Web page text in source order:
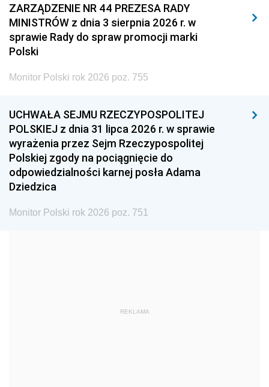
2011 2010 2009
2008 2007 2006
2005
1996 1995 1994
1993 1992 1991
1990 1989
1987 1986 1985
1968
ZARZĄDZENIE NR 44 PREZESA RADY
MINISTRÓW z dnia 3 sierpnia 2026 r. w
sprawie Rady do spraw promocji marki
Polski
Monitor Polski rok 2026 poz. 755
UCHWAŁA SEJMU RZECZYPOSPOLITEJ
POLSKIEJ z dnia 31 lipca 2026 r. w sprawie
wyrażenia przez Sejm Rzeczypospolitej
Polskiej zgody na pociągnięcie do
odpowiedzialności karnej posła Adama
Dziedzica
Monitor Polski rok 2026 poz. 751
REKLAMA